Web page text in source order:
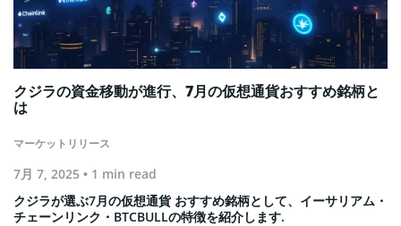
マーケットリリース
クジラの資金移動が進行、7月の仮想通貨おすすめ銘柄と
は
7月 7, 2025 • 1 min read
クジラが選ぶ7月の仮想通貨 おすすめ銘柄として、イーサリアム・
チェーンリンク・BTCBULLの特徴を紹介します.